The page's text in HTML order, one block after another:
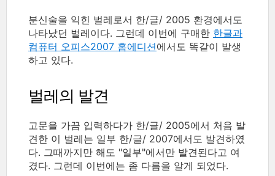
분신술을 익힌 벌레로서 한/글/ 2005 환경에서도
나타났던 벌레이다. 그런데 이번에 구매한 한글과
컴퓨터 오피스2007 홈에디션에서도 똑같이 발생
하고 있다.
벌레의 발견
고문을 가끔 입력하다가 한/글/ 2005에서 처음 발
견한 이 벌레는 일부 한/글/ 2007에서도 발견하였
다. 그때까지만 해도 "일부"에서만 발견된다고 여
겼다. 그런데 이번에는 좀 다름을 알게 되었다.